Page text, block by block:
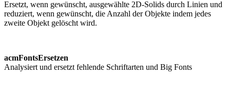
Ersetzt, wenn gewünscht, ausgewählte 2D-Solids durch Linien und
reduziert, wenn gewünscht, die Anzahl der Objekte indem jedes
zweite Objekt gelöscht wird.
acmFontsErsetzen
Analysiert und ersetzt fehlende Schriftarten und Big Fonts